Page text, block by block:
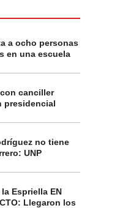
a ocho personas
en una escuela
canciller
presidencial
no tiene
UNP
Espriella EN
Llegaron los